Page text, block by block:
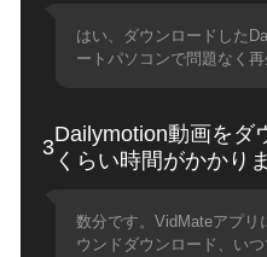
はい、ダウンロードした
ートパソコンで問題なく再
3
Dailymotion動画をダ
くらい時間がかかり
数分です。VidMateアプリ
ウンドダウンロード、い